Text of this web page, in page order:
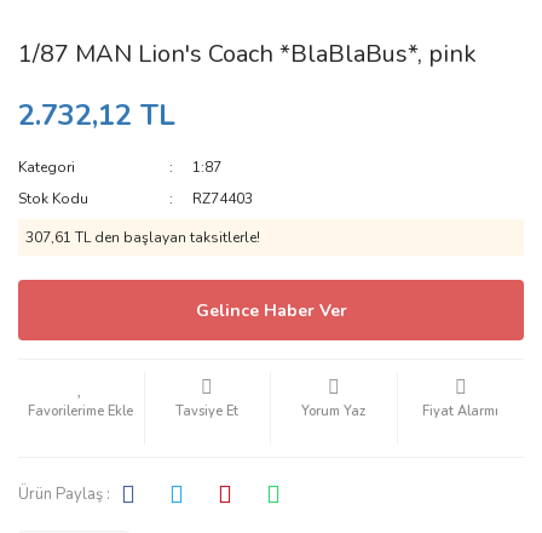
1/87 MAN Lion's Coach *BlaBlaBus*, pink
2.732,12 TL
Kategori
1:87
Stok Kodu
RZ74403
307,61 TL den başlayan taksitlerle!
Gelince Haber Ver
Tavsiye Et Yorum Yaz Fiyat Alarmı
Ürün Paylaş :